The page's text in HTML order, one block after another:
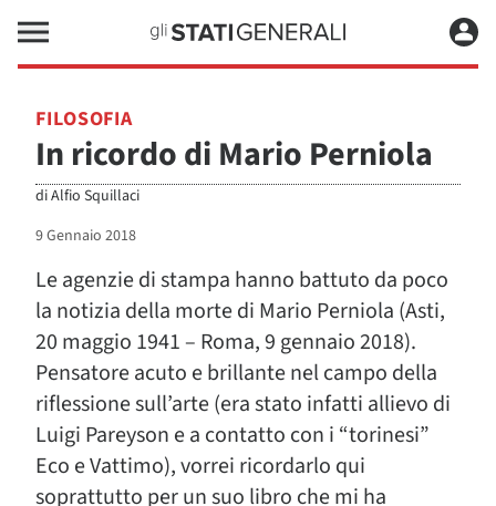
FILOSOFIA
In ricordo di Mario Perniola
diAlfio Squillaci
9 Gennaio 2018
Le agenzie di stampa hanno battuto da poco
la notizia della morte di Mario Perniola (Asti,
20 maggio 1941 – Roma, 9 gennaio 2018).
Pensatore acuto e brillante nel campo della
riflessione sull’arte (era stato infatti allievo di
Luigi Pareyson e a contatto con i “torinesi”
Eco e Vattimo), vorrei ricordarlo qui
soprattutto per un suo libro che mi ha